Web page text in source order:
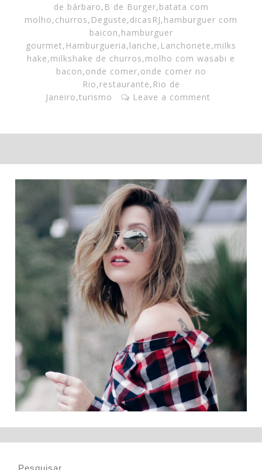
de bárbaro, B de Burger,batata com
molho,churros, Deguste,dicasRJ,hamburguer com
baicon,hamburguer
gourmet, Hamburgueria,lanche, Lanchonete,milks
hake,milkshake de churros,molho com wasabi e
bacon,onde comer,onde comer no
Rio,restaurante, Rio de
Janeiro,turismo Leave a comment